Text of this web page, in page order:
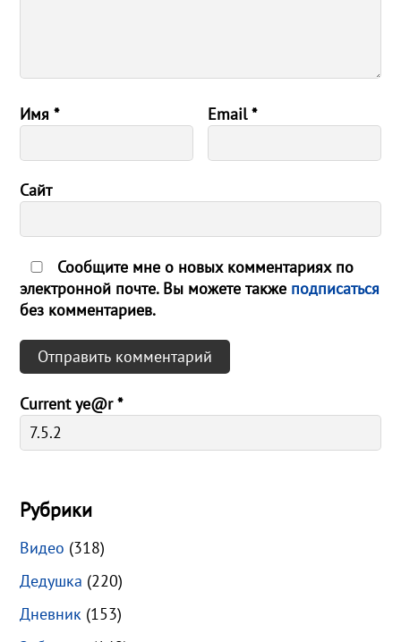
Имя* Email*
Сайт
Сообщите мне о новых комментариях по
электронной почте. Вы можете также подписаться
без комментариев.
Current ye@r*
Рубрики
Видео (318)
Дедушка (220)
Дневник (153)